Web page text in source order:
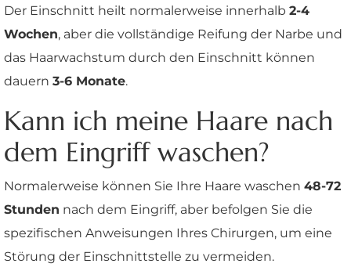
Der Einschnitt heilt normalerweise innerhalb 2-4
Wochen, aber die vollständige Reifung der Narbe und
das Haarwachstum durch den Einschnitt können
dauern 3-6 Monate.
Kann ich meine Haare nach
dem Eingriff waschen?
Normalerweise können Sie Ihre Haare waschen 48-72
Stunden nach dem Eingriff, aber befolgen Sie die
spezifischen Anweisungen Ihres Chirurgen, um eine
Störung der Einschnittstelle zu vermeiden.